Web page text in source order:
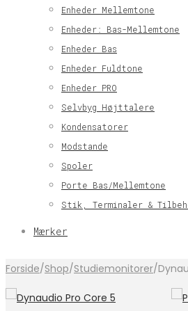
Enheder Mellemtone
Enheder: Bas-Mellemtone
Enheder Bas
Enheder Fuldtone
Enheder PRO
Selvbyg Højttalere
Kondensatorer
Modstande
Spoler
Porte Bas/Mellemtone
Stik, Terminaler &
Mærker
Forside/Shop/Studiemonitorer/